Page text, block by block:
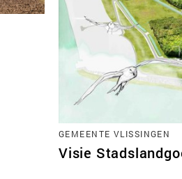
GEMEENTE VLISSINGEN
Visie